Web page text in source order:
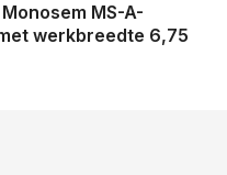
MS-A-
werkbreedte 6,75